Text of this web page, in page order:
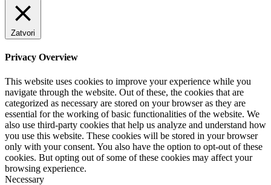
Zatvori
Privacy Overview
This website uses cookies to improve your experience while you
navigate through the website. Out of these, the cookies that are
categorized as necessary are stored on your browser as they are
essential for the working of basic functionalities of the website. We
also use third-party cookies that help us analyze and understand how
you use this website. These cookies will be stored in your browser
only with your consent. You also have the option to opt-out of these
cookies. But opting out of some of these cookies may affect your
browsing experience.
Necessary